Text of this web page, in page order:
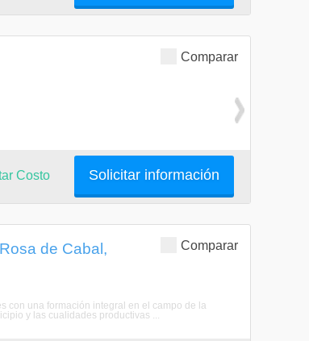
Comparar
Solicitar información
Costo
Comparar
de Cabal,
con una formación integral en el campo de la
y las cualidades productivas ...